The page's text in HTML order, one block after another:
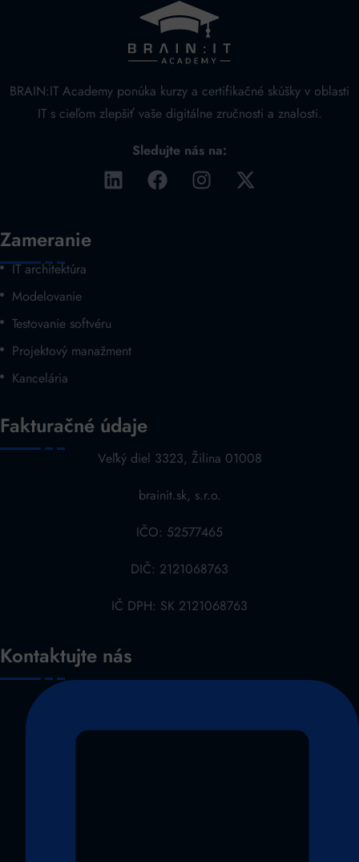
BRAIN:IT Academy ponúka kurzy a certifikačné skúšky v oblasti
IT s cieľom zlepšiť vaše digitálne zručnosti a znalosti.
Sledujte nás na:
Zameranie
IT architektúra
Modelovanie
Testovanie softvéru
Projektový manažment
Kancelária
Fakturačné údaje
Veľký diel 3323, Žilina 01008
brainit.sk, s.r.o.
IČO: 52577465
DIČ: 2121068763
IČ DPH: SK 2121068763
Kontaktujte nás